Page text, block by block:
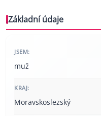
Základní údaje
JSEM:
muž
KRAJ:
Moravskoslezský